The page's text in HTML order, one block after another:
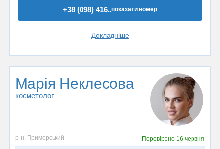
+38 (098) 416..показати номер
Докладніше
Марія Неклесова
косметолог
р-н. Приморський Перевірено 16 червня